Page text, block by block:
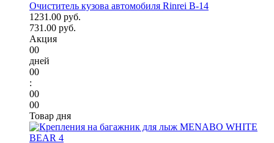
Очиститель кузова автомобиля Rinrei B-14
1231.00 руб.
731.00 руб.
Акция
00
дней
00
:
00
00
Товар дня